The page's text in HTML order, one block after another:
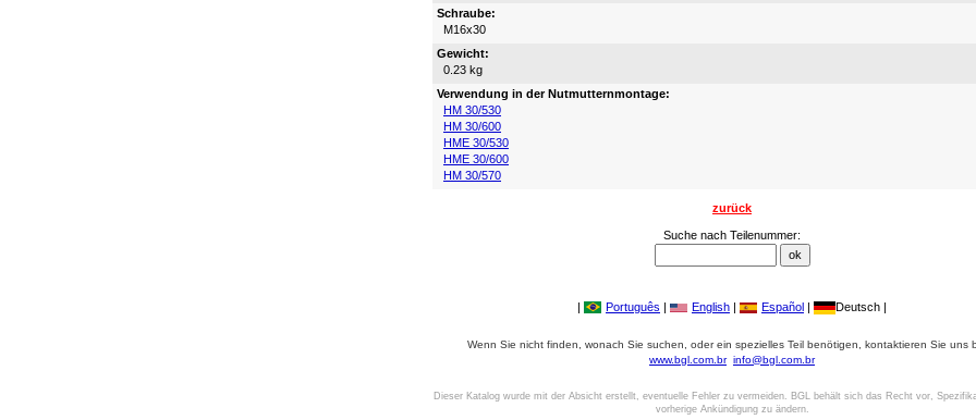
Schraube:
M16x30
Gewicht:
0.23 kg
Verwendung in der Nutmutternmontage:
HM 30/530
HM 30/600
HME 30/530
HME 30/600
HM 30/570
zurück
Suche nach Teilenummer:
| Português | English | Español | Deutsch |
Wenn Sie nicht finden, wonach Sie suchen, oder ein spezielles Teil benötigen, kontaktieren Sie uns
www.bgl.com.br info@bgl.com.br
Dieser Katalog wurde mit der Absicht erstellt, eventuelle Fehler zu vermeiden. BGL behält sich das Recht vor,
vorherige Ankündigung zu ändern.